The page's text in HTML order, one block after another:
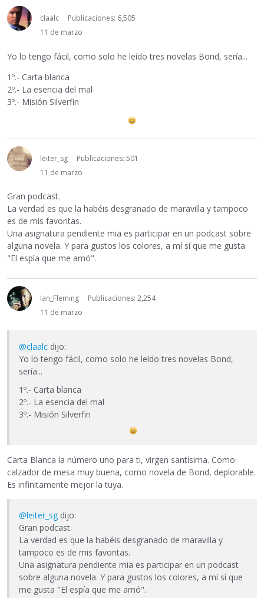
claalc
Publicaciones: 6,505
11 de marzo
Yo lo tengo fácil, como solo he leído tres novelas Bond, sería...
1º.- Carta blanca
2º.- La esencia del mal
3º.- Misión Silverfin
leiter_sg
Publicaciones: 501
11 de marzo
Gran podcast.
La verdad es que la habéis desgranado de maravilla y tampoco
es de mis favoritas.
Una asignatura pendiente mia es participar en un podcast sobre
alguna novela. Y para gustos los colores, a mí sí que me gusta
"El espía que me amó".
Ian_Fleming
Publicaciones: 2,254
11 de marzo
@claalc dijo:
Yo lo tengo fácil, como solo he leído tres novelas Bond,
sería...
1º.- Carta blanca
2º.- La esencia del mal
3º.- Misión Silverfin
Carta Blanca la número uno para ti, virgen santísima. Como
calzador de mesa muy buena, como novela de Bond, deplorable.
Es infinitamente mejor la tuya.
@leiter_sg dijo:
Gran podcast.
La verdad es que la habéis desgranado de maravilla y
tampoco es de mis favoritas.
Una asignatura pendiente mia es participar en un podcast
sobre alguna novela. Y para gustos los colores, a mí sí que
me gusta "El espía que me amó".